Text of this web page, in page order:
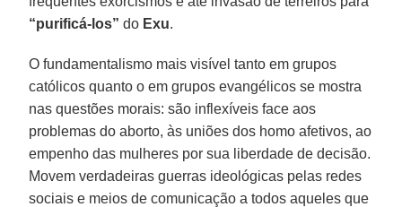
“purificá-los” do Exu.
O fundamentalismo mais visível tanto em grupos
católicos quanto o em grupos evangélicos se mostra
nas questões morais: são inflexíveis face aos
problemas do aborto, às uniões dos homo afetivos, ao
empenho das mulheres por sua liberdade de decisão.
Movem verdadeiras guerras ideológicas pelas redes
sociais e meios de comunicação a todos aqueles que